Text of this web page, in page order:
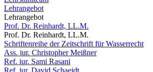
Lehrangebot
Lehrangebot
Prof. Dr. Reinhardt, LL.M.
Prof. Dr. Reinhardt, LL.M.
Schriftenreihe der Zeitschrift für Wasserrecht
Ass. iur. Christopher Meißner
Ref. iur. Sami Rasani
Ref. iur. David Schaeidt